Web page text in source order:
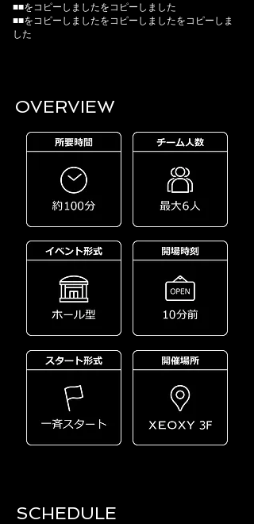
■■をコピーしましたをコピーしました
■■をコピーしましたをコピーしましたをコピーしま
した
OVERVIEW​
SCHEDULE​